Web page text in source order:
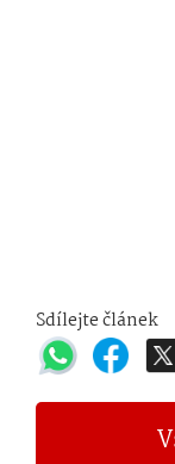
Sdílejte článek